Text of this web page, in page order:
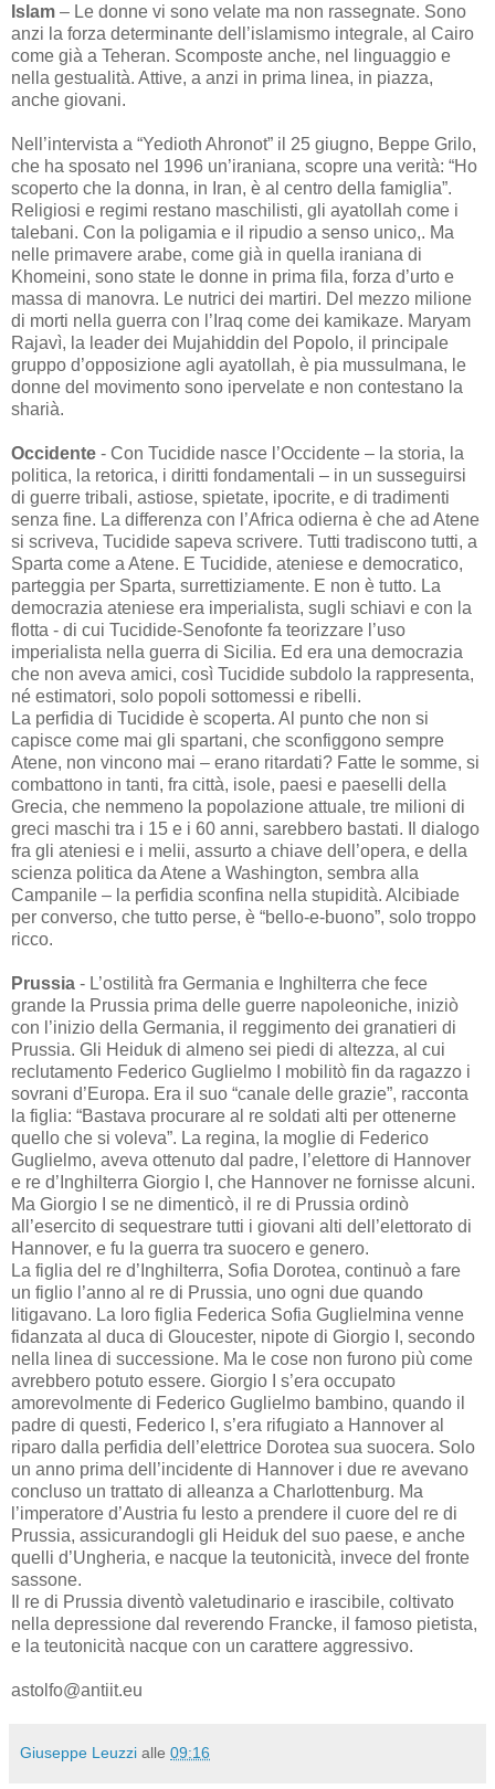
Islam – Le donne vi sono velate ma non rassegnate. Sono
anzi la forza determinante dell’islamismo integrale, al Cairo
come già a Teheran. Scomposte anche, nel linguaggio e
nella gestualità. Attive, a anzi in prima linea, in piazza,
anche giovani.
Nell’intervista a “Yedioth Ahronot” il 25 giugno, Beppe Grilo,
che ha sposato nel 1996 un’iraniana, scopre una verità: “Ho
scoperto che la donna, in Iran, è al centro della famiglia”.
Religiosi e regimi restano maschilisti, gli ayatollah come i
talebani. Con la poligamia e il ripudio a senso unico,. Ma
nelle primavere arabe, come già in quella iraniana di
Khomeini, sono state le donne in prima fila, forza d’urto e
massa di manovra. Le nutrici dei martiri. Del mezzo milione
di morti nella guerra con l’Iraq come dei kamikaze. Maryam
Rajavì, la leader dei Mujahiddin del Popolo, il principale
gruppo d’opposizione agli ayatollah, è pia mussulmana, le
donne del movimento sono ipervelate e non contestano la
sharià.
Occidente - Con Tucidide nasce l’Occidente – la storia, la
politica, la retorica, i diritti fondamentali – in un susseguirsi
di guerre tribali, astiose, spietate, ipocrite, e di tradimenti
senza fine. La differenza con l’Africa odierna è che ad Atene
si scriveva, Tucidide sapeva scrivere. Tutti tradiscono tutti, a
Sparta come a Atene. E Tucidide, ateniese e democratico,
parteggia per Sparta, surrettiziamente. E non è tutto. La
democrazia ateniese era imperialista, sugli schiavi e con la
flotta - di cui Tucidide-Senofonte fa teorizzare l’uso
imperialista nella guerra di Sicilia. Ed era una democrazia
che non aveva amici, così Tucidide subdolo la rappresenta,
né estimatori, solo popoli sottomessi e ribelli.
La perfidia di Tucidide è scoperta. Al punto che non si
capisce come mai gli spartani, che sconfiggono sempre
Atene, non vincono mai – erano ritardati? Fatte le somme, si
combattono in tanti, fra città, isole, paesi e paeselli della
Grecia, che nemmeno la popolazione attuale, tre milioni di
greci maschi tra i 15 e i 60 anni, sarebbero bastati. Il dialogo
fra gli ateniesi e i melii, assurto a chiave dell’opera, e della
scienza politica da Atene a Washington, sembra alla
Campanile – la perfidia sconfina nella stupidità. Alcibiade
per converso, che tutto perse, è “bello-e-buono”, solo troppo
ricco.
Prussia - L’ostilità fra Germania e Inghilterra che fece
grande la Prussia prima delle guerre napoleoniche, iniziò
con l’inizio della Germania, il reggimento dei granatieri di
Prussia. Gli Heiduk di almeno sei piedi di altezza, al cui
reclutamento Federico Guglielmo I mobilitò fin da ragazzo i
sovrani d’Europa. Era il suo “canale delle grazie”, racconta
la figlia: “Bastava procurare al re soldati alti per ottenerne
quello che si voleva”. La regina, la moglie di Federico
Guglielmo, aveva ottenuto dal padre, l’elettore di Hannover
e re d’Inghilterra Giorgio I, che Hannover ne fornisse alcuni.
Ma Giorgio I se ne dimenticò, il re di Prussia ordinò
all’esercito di sequestrare tutti i giovani alti dell’elettorato di
Hannover, e fu la guerra tra suocero e genero.
La figlia del re d’Inghilterra, Sofia Dorotea, continuò a fare
un figlio l’anno al re di Prussia, uno ogni due quando
litigavano. La loro figlia Federica Sofia Guglielmina venne
fidanzata al duca di Gloucester, nipote di Giorgio I, secondo
nella linea di successione. Ma le cose non furono più come
avrebbero potuto essere. Giorgio I s’era occupato
amorevolmente di Federico Guglielmo bambino, quando il
padre di questi, Federico I, s’era rifugiato a Hannover al
riparo dalla perfidia dell’elettrice Dorotea sua suocera. Solo
un anno prima dell’incidente di Hannover i due re avevano
concluso un trattato di alleanza a Charlottenburg. Ma
l’imperatore d’Austria fu lesto a prendere il cuore del re di
Prussia, assicurandogli gli Heiduk del suo paese, e anche
quelli d’Ungheria, e nacque la teutonicità, invece del fronte
sassone.
Il re di Prussia diventò valetudinario e irascibile, coltivato
nella depressione dal reverendo Francke, il famoso pietista,
e la teutonicità nacque con un carattere aggressivo.
astolfo@antiit.eu
Giuseppe Leuzzi alle 09:16